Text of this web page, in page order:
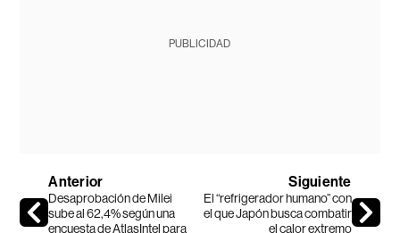
PUBLICIDAD
Anterior
Desaprobación de Milei
sube al 62,4% según una
encuesta de AtlasIntel para
Siguiente
El “refrigerador humano” con
el que Japón busca combatir
el calor extremo